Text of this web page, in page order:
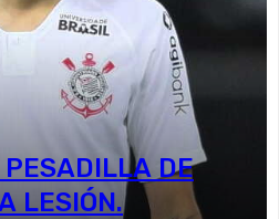
DE
LESIÓN.